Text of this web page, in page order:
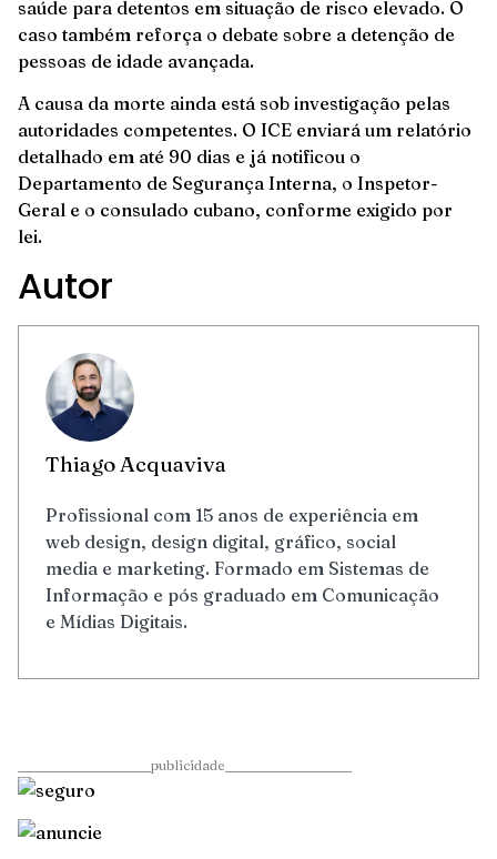
saúde para detentos em situação de risco elevado. O
caso também reforça o debate sobre a detenção de
pessoas de idade avançada.
A causa da morte ainda está sob investigação pelas
autoridades competentes. O ICE enviará um relatório
detalhado em até 90 dias e já notificou o
Departamento de Segurança Interna, o Inspetor-
Geral e o consulado cubano, conforme exigido por
lei.
Autor
Thiago Acquaviva
Profissional com 15 anos de experiência em
web design, design digital, gráfico, social
media e marketing. Formado em Sistemas de
Informação e pós graduado em Comunicação
e Mídias Digitais.
____________________publicidade___________________